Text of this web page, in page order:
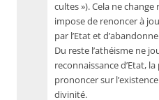
cultes »). Cela ne
impose de renoncer à
par l’Etat et
Du reste l’athéisme ne
reconnaissance d’Etat,
prononcer sur
divinité.